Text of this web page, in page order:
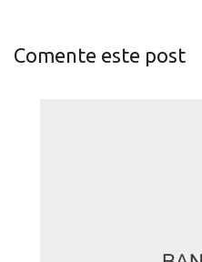
Comente este post